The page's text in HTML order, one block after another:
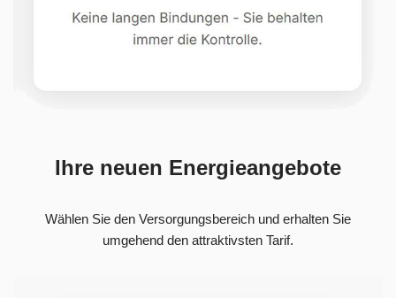
Ihre neuen Energieangebote
Wählen Sie den Versorgungsbereich und erhalten Sie
umgehend den attraktivsten Tarif.